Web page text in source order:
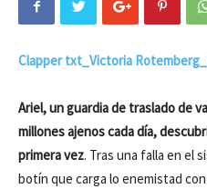
Clapper txt_Victoria
Ariel, un guardia de traslado de
millones ajenos cada día,
primera vez. Tras una falla en el
botín que carga lo enemistad